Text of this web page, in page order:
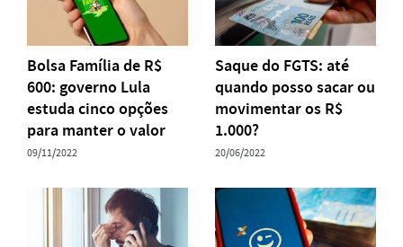
Bolsa Família de R$
600: governo Lula
estuda cinco opções
para manter o valor
09/11/2022
Saque do FGTS: até
quando posso sacar ou
movimentar os R$
1.000?
20/06/2022